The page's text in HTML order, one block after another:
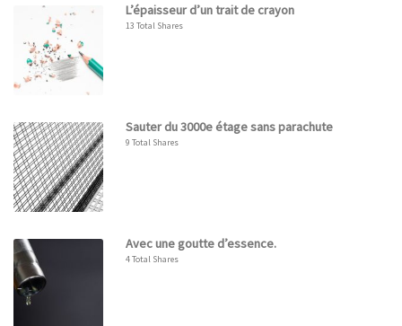
L’épaisseur d’un trait de crayon
13 Total Shares
Sauter du 3000e étage sans parachute
9 Total Shares
Avec une goutte d’essence.
4 Total Shares